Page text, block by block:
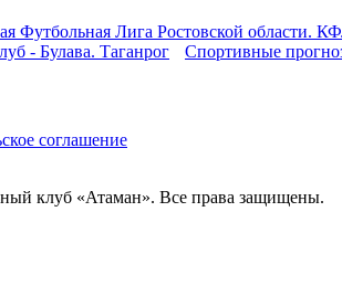
Футбольная Лига Ростовской области.
- Булава. Таганрог
Спортивные
соглашение
клуб «Атаман». Все права защищены.